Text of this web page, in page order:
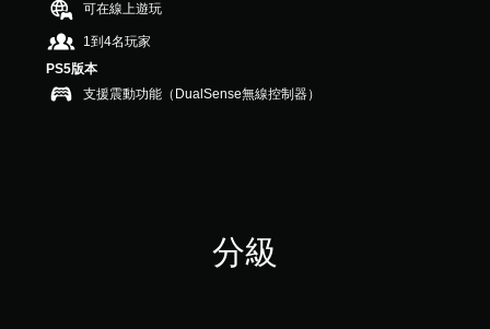
則
評
分
可在線上遊玩
1到4名玩家
PS5版本
支援震動功能（DualSense無線控制器）
分級